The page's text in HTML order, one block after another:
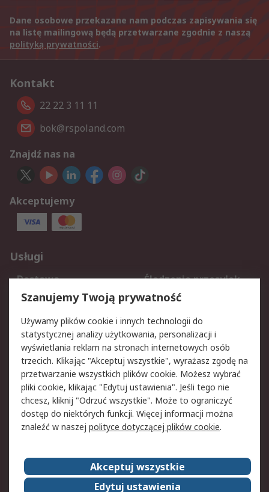
Dane osobowe przekazane nam podczas zapisywania się
na listę mailingową będą przetwarzane zgodnie z naszą
polityką prywatności.
Kontakt
22 22 3 11 11
bok@rspoland.com
Znajdź nas na
Akceptujemy
Usługi
Dostawa
Śledzenie przesyłek
Reklamacje i zwroty
Rejestracja
Aspekty prawne
Bezpieczeństwo e-
maila
Polityka dotycząca
plików cookie
Polityka prywatności
Użytkowanie witryny
Zastrzeżenia prawne
Warunki Sprzedaży
Kontakt
O firmie RS
RS na świecie
Szanujemy Twoją prywatność
Używamy plików cookie i innych technologii do
statystycznej analizy użytkowania, personalizacji i
wyświetlania reklam na stronach internetowych osób
trzecich. Klikając "Akceptuj wszystkie", wyrażasz zgodę na
przetwarzanie wszystkich plików cookie. Możesz wybrać
pliki cookie, klikając "Edytuj ustawienia". Jeśli tego nie
chcesz, kliknij "Odrzuć wszystkie". Może to ograniczyć
dostęp do niektórych funkcji. Więcej informacji można
znaleźć w naszej polityce dotyczącej plików cookie.
Akceptuj wszystkie
Edytuj ustawienia